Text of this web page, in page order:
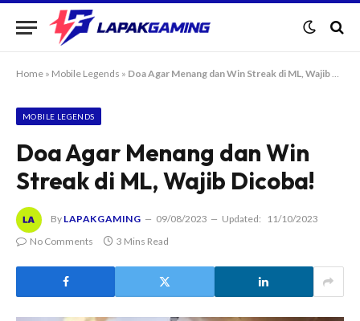
Home » Mobile Legends » Doa Agar Menang dan Win Streak di ML, Wajib Dicoba!
MOBILE LEGENDS
Doa Agar Menang dan Win
Streak di ML, Wajib Dicoba!
By LAPAKGAMING 09/08/2023 Updated:
11/10/2023
No Comments
3 Mins Read